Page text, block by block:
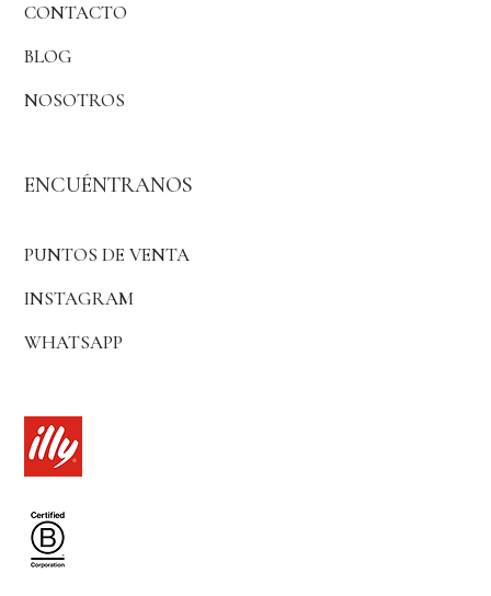
CONTACTO
BLOG
NOSOTROS
ENCUÉNTRANOS
PUNTOS DE VENTA
INSTAGRAM
WHATSAPP